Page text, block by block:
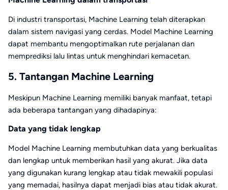
Di industri transportasi, Machine Learning telah diterapkan
dalam sistem navigasi yang cerdas. Model Machine Learning
dapat membantu mengoptimalkan rute perjalanan dan
memprediksi lalu lintas untuk menghindari kemacetan.
5. Tantangan Machine Learning
Meskipun Machine Learning memiliki banyak manfaat, tetapi
ada beberapa tantangan yang dihadapinya:
Data yang tidak lengkap
Model Machine Learning membutuhkan data yang berkualitas
dan lengkap untuk memberikan hasil yang akurat. Jika data
yang digunakan kurang lengkap atau tidak mewakili populasi
yang memadai, hasilnya dapat menjadi bias atau tidak akurat.